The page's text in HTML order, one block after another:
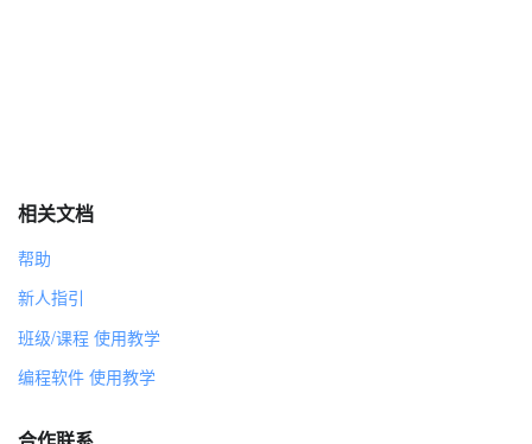
相关文档
帮助
新人指引
班级/课程 使用教学
编程软件 使用教学